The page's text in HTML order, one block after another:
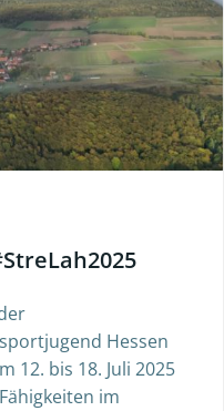
Hessen
12. bis 18. Juli 2025
im